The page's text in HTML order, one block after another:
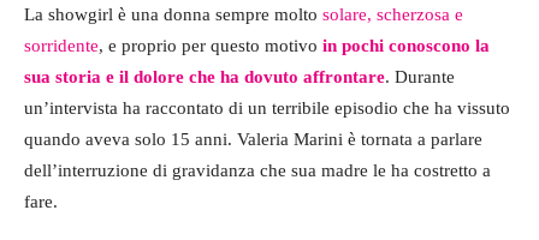
La showgirl è una donna sempre molto solare, scherzosa e
sorridente, e proprio per questo motivo in pochi conoscono la
sua storia e il dolore che ha dovuto affrontare. Durante
un’intervista ha raccontato di un terribile episodio che ha vissuto
quando aveva solo 15 anni. Valeria Marini è tornata a parlare
dell’interruzione di gravidanza che sua madre le ha costretto a
fare.